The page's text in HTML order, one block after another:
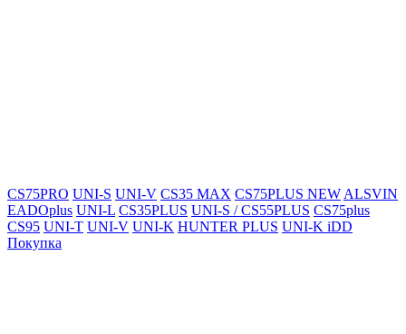
CS75PRO UNI-S UNI-V CS35 MAX CS75PLUS NEW ALSVIN
EADOplus UNI-L CS35PLUS UNI-S / CS55PLUS CS75plus
CS95 UNI-T UNI-V UNI-K HUNTER PLUS UNI-K iDD
Покупка